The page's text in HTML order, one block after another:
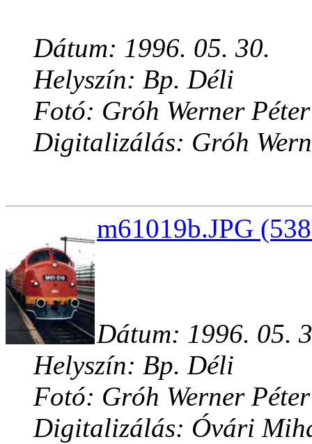
Dátum: 1996. 05. 30.
Helyszín: Bp. Déli
Fotó: Gróh Werner Péter
Digitalizálás: Gróh
m61019b.JPG
Dátum: 1996. 05.
Helyszín: Bp. Déli
Fotó: Gróh Werner Péter
Digitalizálás: Óvári